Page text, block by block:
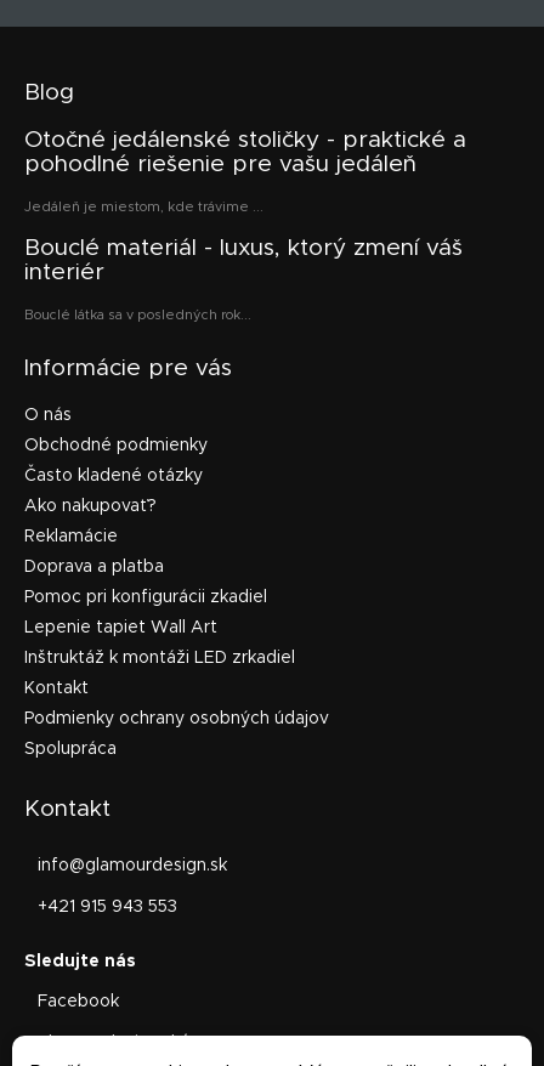
Blog
Otočné jedálenské stoličky - praktické a
pohodlné riešenie pre vašu jedáleň
Jedáleň je miestom, kde trávime ...
Bouclé materiál - luxus, ktorý zmení váš
interiér
Bouclé látka sa v posledných rok...
Informácie pre vás
O nás
Obchodné podmienky
Často kladené otázky
Ako nakupovať?
Reklamácie
Doprava a platba
Pomoc pri konfigurácii zkadiel
Lepenie tapiet Wall Art
Inštruktáž k montáži LED zrkadiel
Kontakt
Podmienky ochrany osobných údajov
Spolupráca
Kontakt
info@glamourdesign.sk
+421 915 943 553
Facebook